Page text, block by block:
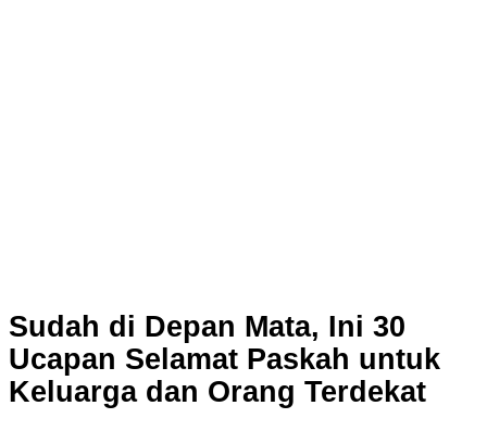
Sudah di Depan Mata, Ini 30
Ucapan Selamat Paskah untuk
Keluarga dan Orang Terdekat